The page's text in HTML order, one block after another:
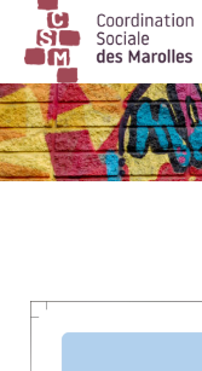
Main Navigation